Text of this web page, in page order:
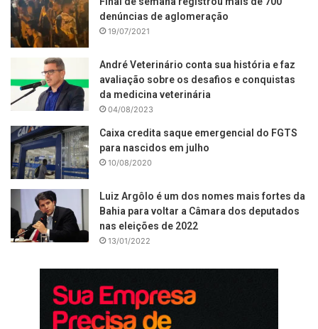
denúncias de aglomeração
19/07/2021
André Veterinário conta sua história e faz
avaliação sobre os desafios e conquistas
da medicina veterinária
04/08/2023
Caixa credita saque emergencial do FGTS
para nascidos em julho
10/08/2020
Luiz Argôlo é um dos nomes mais fortes da
Bahia para voltar a Câmara dos deputados
nas eleições de 2022
13/01/2022